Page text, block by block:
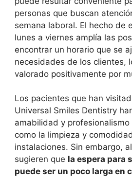
personas que buscan
semana laboral. El hecho de
lunes a viernes amplía las
encontrar un horario que se
necesidades de los clientes,
valorado positivamente por
Los pacientes que han
Universal Smiles Dentistry
amabilidad y
como la limpieza y
instalaciones. Sin embargo,
sugieren que la espera para
puede ser un poco larga en